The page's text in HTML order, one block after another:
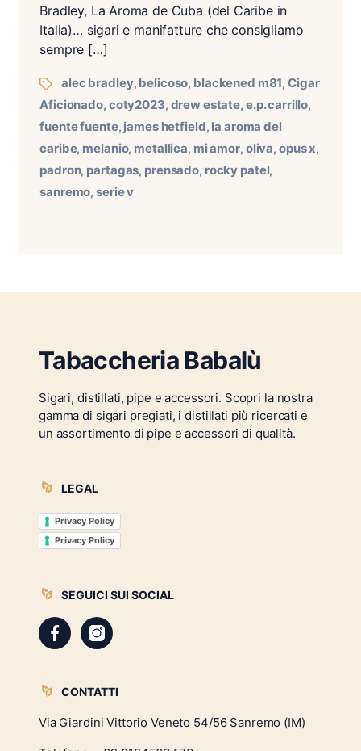
Bradley, La Aroma de Cuba (del Caribe in
Italia)… sigari e manifatture che consigliamo
sempre […]
alec bradley, belicoso, blackened m81,Cigar
Aficionado, coty2023, drew estate, e.p. carrillo,
fuente fuente, james hetfield, la aroma del
caribe, melanio, metallica, mi amor, oliva, opus x,
padron, partagas, prensado, rocky patel,
sanremo,serie v
Tabaccheria Babalù
Sigari, distillati, pipe e accessori. Scopri la nostra
gamma di sigari pregiati, i distillati più ricercati e
un assortimento di pipe e accessori di qualità.
LEGAL
Privacy Policy
Privacy Policy
SEGUICI SUI SOCIAL
CONTATTI
Via Giardini Vittorio Veneto 54/56 Sanremo (IM)